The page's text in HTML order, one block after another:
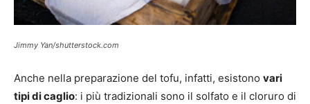
Jimmy Yan/shutterstock.com
Anche nella preparazione del tofu, infatti, esistono vari
tipi di caglio: i più tradizionali sono il solfato e il cloruro di